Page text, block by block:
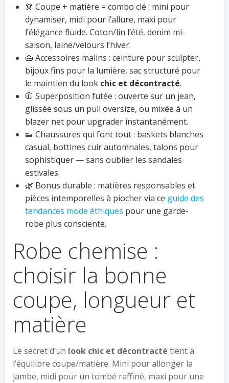
👗 Coupe + matière = combo clé : mini pour
dynamiser, midi pour l’allure, maxi pour
l’élégance fluide. Coton/lin l’été, denim mi-
saison, laine/velours l’hiver.
👜 Accessoires malins : ceinture pour sculpter,
bijoux fins pour la lumière, sac structuré pour
le maintien du look chic et décontracté.
🧥 Superposition futée : ouverte sur un jean,
glissée sous un pull oversize, ou mixée à un
blazer net pour upgrader instantanément.
👟 Chaussures qui font tout : baskets blanches
casual, bottines cuir automnales, talons pour
sophistiquer — sans oublier les sandales
estivales.
🌿 Bonus durable : matières responsables et
pièces intemporelles à piocher via ce guide des
tendances mode éthiques pour une garde-
robe plus consciente.
Robe chemise :
choisir la bonne
coupe, longueur et
matière
Le secret d’un look chic et décontracté tient à
l’équilibre coupe/matière. Mini pour allonger la
jambe, midi pour un tombé raffiné, maxi pour une